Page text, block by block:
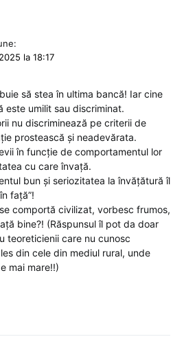
la 18:17
să stea în ultima bancă! Iar cine
este umilit sau discriminat.
nu discriminează pe criterii de
prostească și neadevărata.
în funcție de comportamentul lor
cu care învață.
bun și seriozitatea la învățătură îl
față”!
comportă civilizat, vorbesc frumos,
bine?! (Răspunsul îl pot da doar
teoreticienii care nu cunosc
din cele din mediul rural, unde
mai mare!!)